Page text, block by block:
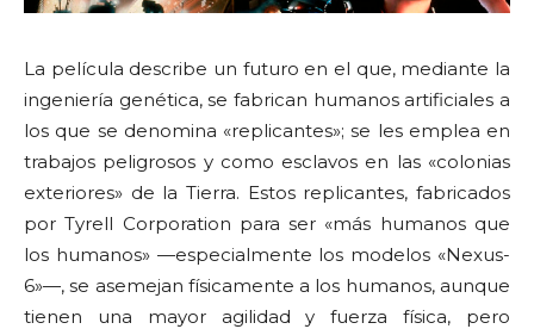
La película describe un futuro en el que, mediante la
ingeniería genética, se fabrican humanos artificiales a
los que se denomina «replicantes»; se les emplea en
trabajos peligrosos y como esclavos en las «colonias
exteriores» de la Tierra. Estos replicantes, fabricados
por Tyrell Corporation para ser «más humanos que
los humanos» —especialmente los modelos «Nexus-
6»—, se asemejan físicamente a los humanos, aunque
tienen una mayor agilidad y fuerza física, pero